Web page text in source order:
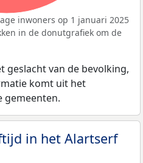
inwoners op 1 januari 2025
in de donutgrafiek om de
van de bevolking,
komt uit het
gemeenten.
in het Alartserf